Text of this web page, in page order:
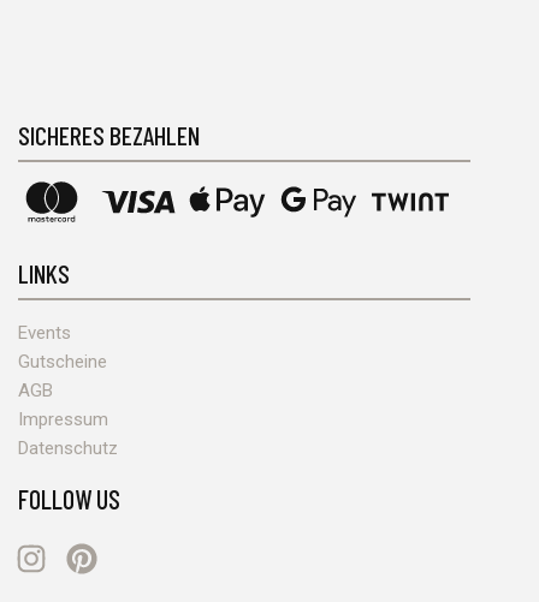
SICHERES BEZAHLEN
LINKS
Events
Gutscheine
AGB
Impressum
Datenschutz
FOLLOW US
InstagramPinterest